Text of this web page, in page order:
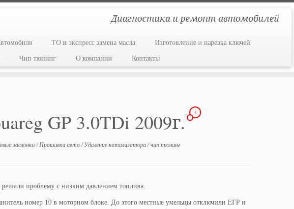
Диагностика и ремонт автомобилей
ТО и экспресс замена масла Изготовление и нарезка ключей
Чип тюнинг О компании Контакты
GP 3.0TDi 2009г. 3
заслонки/Прошивка авто/ Удаление катализатора/чип тюнинг
решали проблему с низким давлением топлива.
номер 10 в моторном блоке. До этого местные умельцы отключили ЕГР и